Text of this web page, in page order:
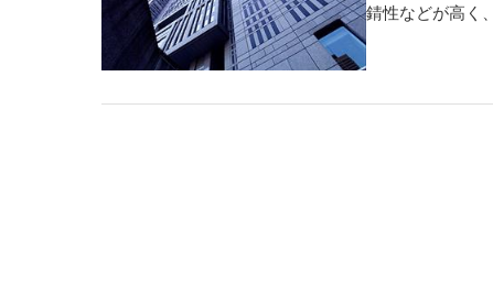
錆性などが高く